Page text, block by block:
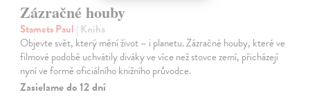
Zázračné houby
Stamets Paul | Kniha
Objevte svět, který mění život – i planetu. Zázračné houby, které ve
filmové podobě uchvátily diváky ve více než stovce zemí, přicházejí
nyní ve formě oficiálního knižního průvodce.
Zasielame do 12 dní